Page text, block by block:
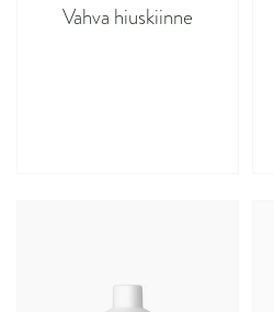
Vahva hiuskiinne